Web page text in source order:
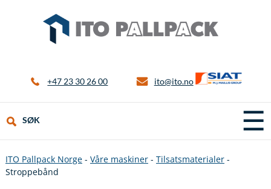
+47 23 30 26 00 ito@ito.no
☰
SØK
ITO Pallpack Norge- Våre maskiner- Tilsatsmaterialer-
Stroppebånd